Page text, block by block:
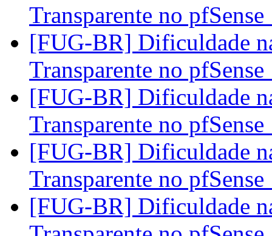
Transparente no
[FUG-BR] Dificuldade
Transparente no
[FUG-BR] Dificuldade
Transparente no
[FUG-BR] Dificuldade
Transparente no
[FUG-BR] Dificuldade